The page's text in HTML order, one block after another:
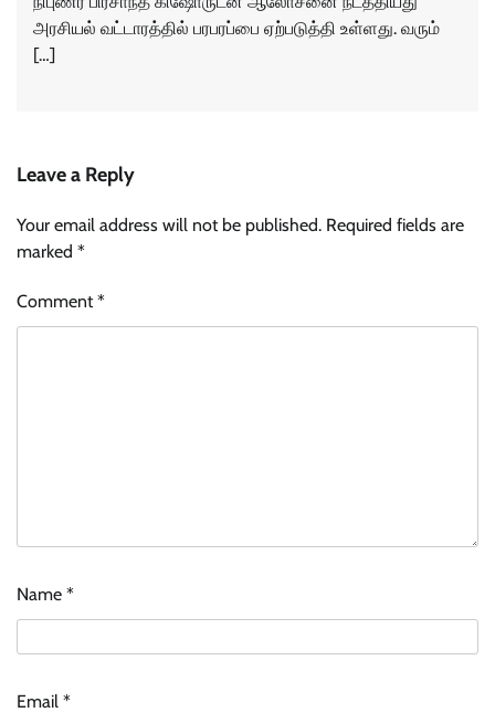
அரசியல் வட்டாரத்தில் பரபரப்பை ஏற்படுத்தி உள்ளது. வரும்
[…]
Leave a Reply
Your email address will not be published. Required fields are
marked *
Comment*
Name *
Email *